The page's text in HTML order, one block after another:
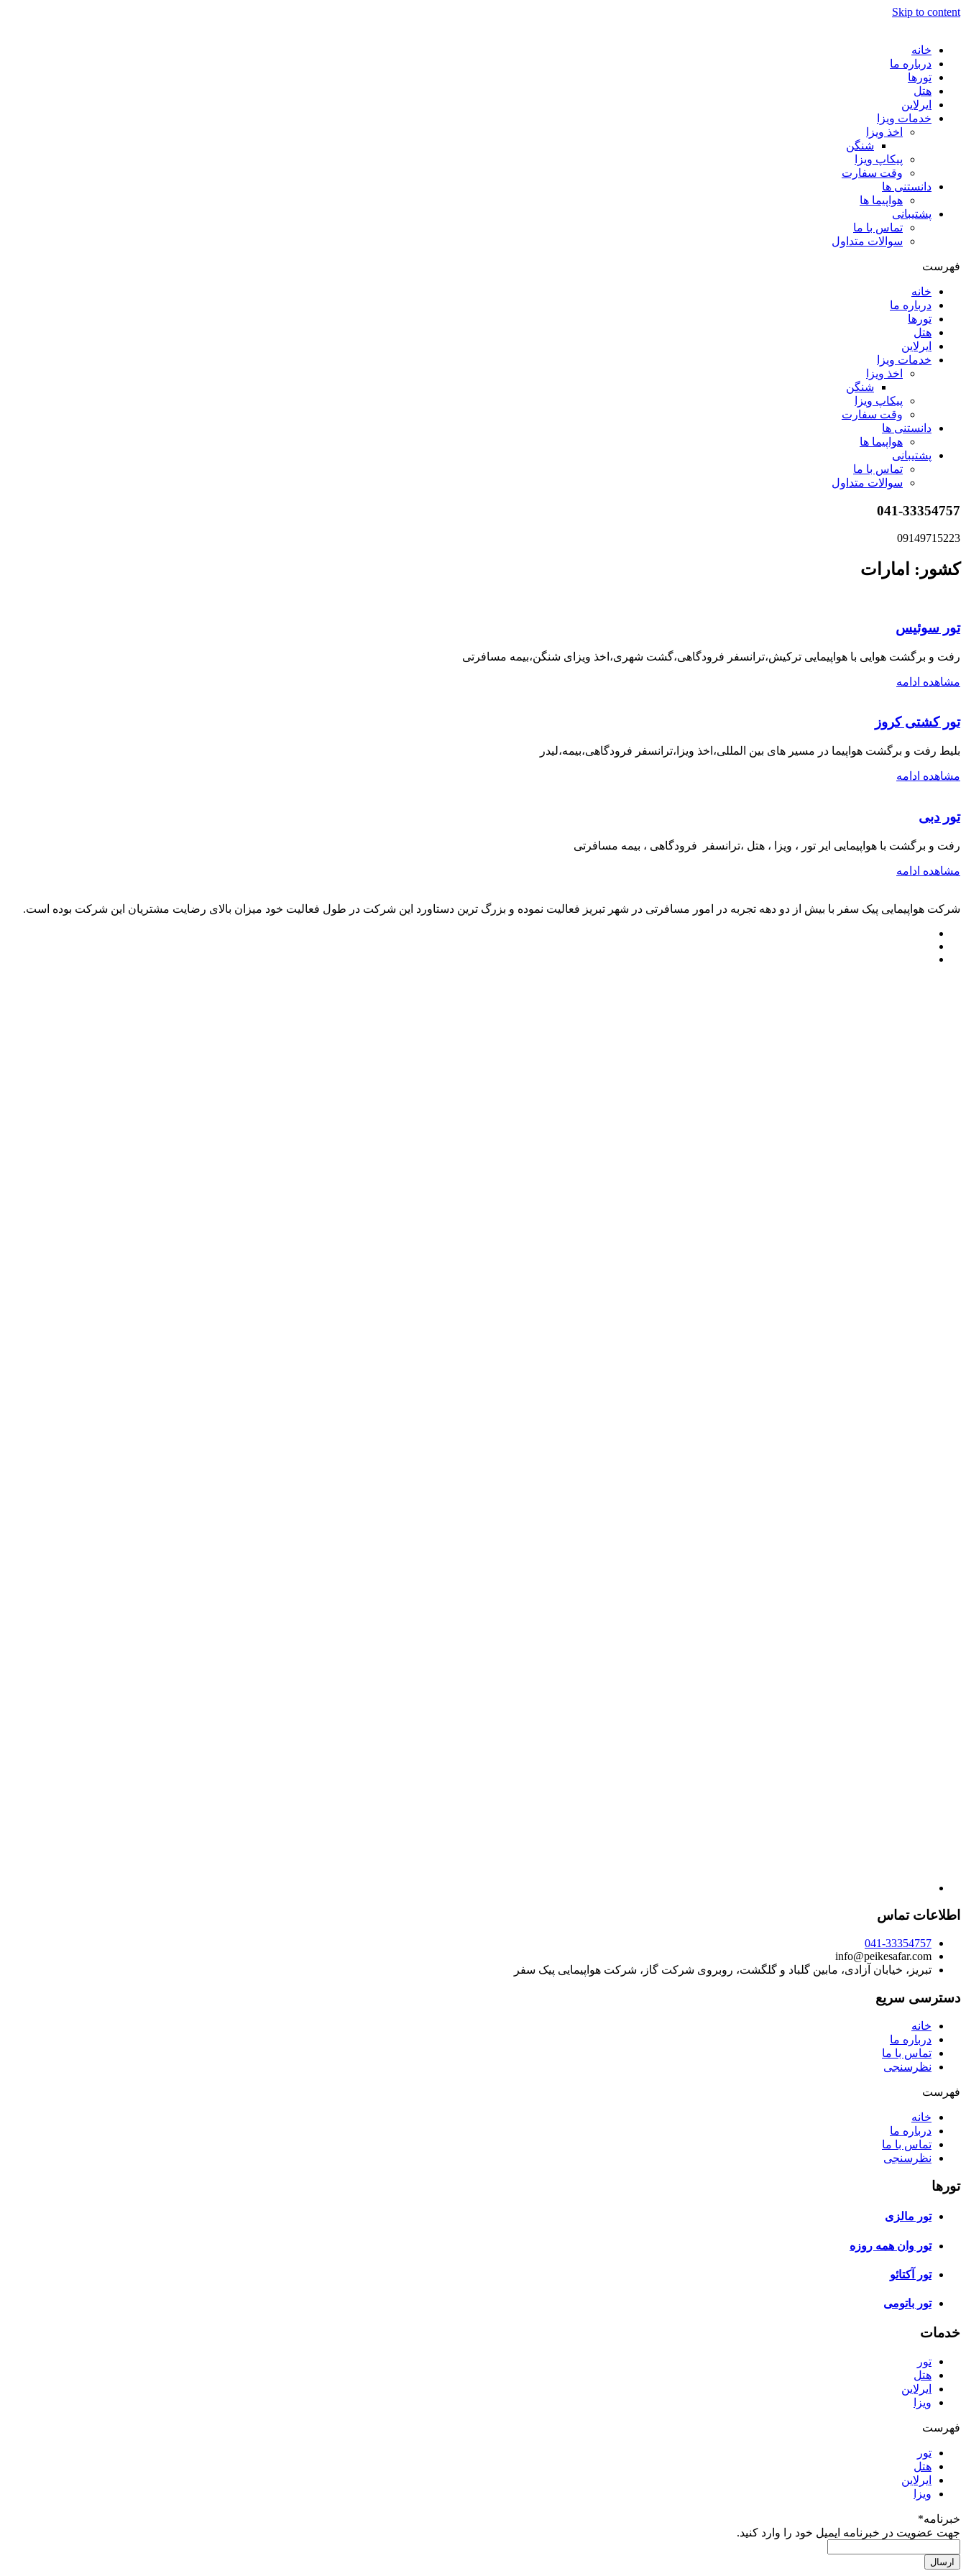
Skip to content
خانه
درباره ما
تورها
هتل
ایرلاین
خدمات ویزا
اخذ ویزا
شنگن
پیکاپ ویزا
وقت سفارت
دانستنی ها
هواپیما ها
پشتیبانی
تماس با ما
سوالات متداول
فهرست
خانه
درباره ما
تورها
هتل
ایرلاین
خدمات ویزا
اخذ ویزا
شنگن
پیکاپ ویزا
وقت سفارت
دانستنی ها
هواپیما ها
پشتیبانی
تماس با ما
سوالات متداول
041-33354757
09149715223
کشور: امارات
تور سوئیس
رفت و برگشت هوایی با هواپیمایی ترکیش،ترانسفر فرودگاهی،گشت شهری،اخذ ویزای شنگن،بیمه مسافرتی
مشاهده ادامه
تور کشتی کروز
بلیط رفت و برگشت هواپیما در مسیر های بین المللی،اخذ ویزا،ترانسفر فرودگاهی،بیمه،لیدر
مشاهده ادامه
تور دبی
رفت و برگشت با هواپیمایی ایر تور ، ویزا ، هتل ،ترانسفر فرودگاهی ، بیمه مسافرتی
مشاهده ادامه
شرکت هواپیمایی پیک سفر با بیش از دو دهه تجربه در امور مسافرتی در شهر تبریز فعالیت نموده و بزرگ ترین دستاورد این شرکت در طول فعالیت خود میزان بالای رضایت مشتریان این شرکت بوده است.
اطلاعات تماس
041-33354757
info@peikesafar.com
تبریز، خیابان آزادی، مابین گلباد و گلگشت، روبروی شرکت گاز، شرکت هواپیمایی پیک سفر
دسترسی سریع
خانه
درباره ما
تماس با ما
نظرسنجی
فهرست
خانه
درباره ما
تماس با ما
نظرسنجی
تورها
تور مالزی
تور وان همه روزه
تور آکتائو
تور باتومی
خدمات
تور
هتل
ایرلاین
ویزا
فهرست
تور
هتل
ایرلاین
ویزا
خبرنامه*
جهت عضویت در خبرنامه ایمیل خود را وارد کنید.